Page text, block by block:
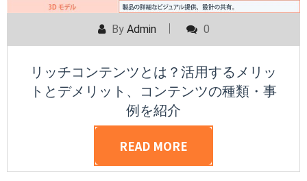
By Admin 0
リッチコンテンツとは？活用するメリッ
トとデメリット、コンテンツの種類・事
例を紹介
READ MORE